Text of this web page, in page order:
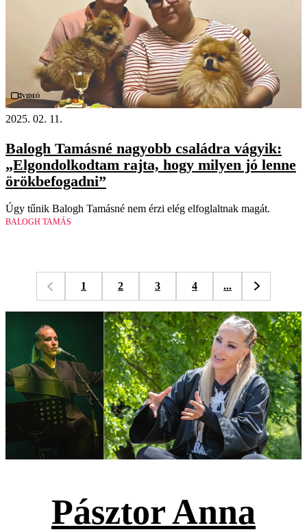
Videó
2025. 02. 11.
Balogh Tamásné nagyobb családra vágyik:
„Elgondolkodtam rajta, hogy milyen jó lenne
örökbefogadni”
Úgy tűnik Balogh Tamásné nem érzi elég elfoglaltnak magát.
BALOGH TAMÁS
1 2 3 4 ...
Pásztor Anna